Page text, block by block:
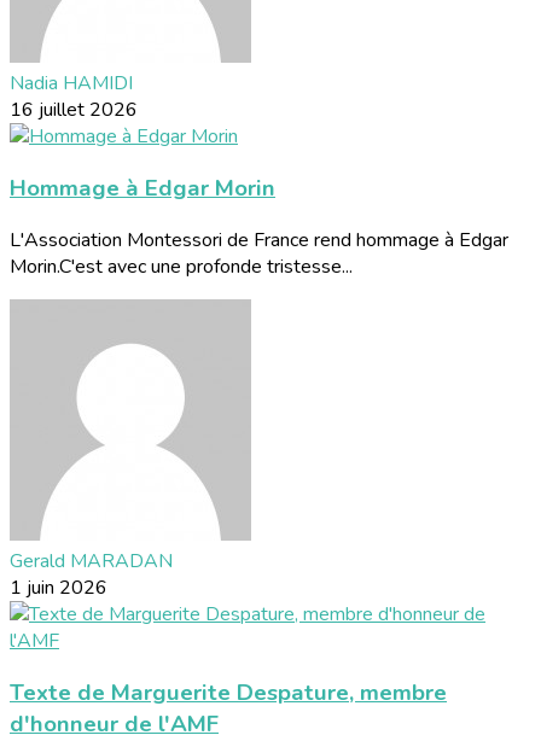
Nadia HAMIDI
16 juillet 2026
Hommage à Edgar Morin
L'Association Montessori de France rend hommage à Edgar
Morin.C'est avec une profonde tristesse...
Gerald MARADAN
1 juin 2026
Texte de Marguerite Despature, membre
d'honneur de l'AMF